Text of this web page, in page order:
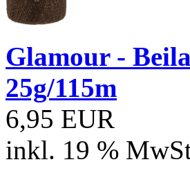
Glamour -
25g/115m
6,95 EUR
inkl. 19 %